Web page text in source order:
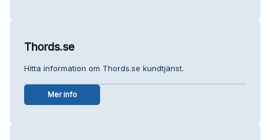
Thords.se
Hitta information om Thords.se kundtjänst.
Mer info